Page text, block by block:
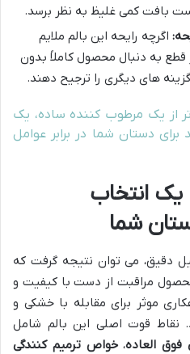
بافت کمی غلیظ به نظر برسد.
اگرچه رایحه این بالم ملایم
قطع به دنبال محصول کاملاً بدون
های دیگری را ترجیح دهند.
از یک مرطوب کننده ساده، یک
دستان شما در برابر عوامل
یک انتخاب
شما
دقیق، می توان نتیجه گرفت که
مراقبت از دست با کیفیت و
موثر برای مقابله با خشکی و
قوت اصلی این بالم شامل
العاده،خواص ترمیم کنندگی